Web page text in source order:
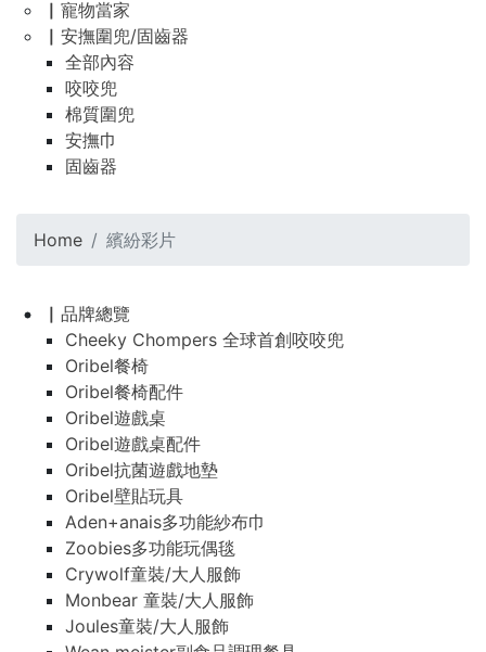
▏寵物當家
▏安撫圍兜/固齒器
全部內容
咬咬兜
棉質圍兜
安撫巾
固齒器
Home 繽紛彩片
▏品牌總覽
Cheeky Chompers 全球首創咬咬兜
Oribel餐椅
Oribel餐椅配件
Oribel遊戲桌
Oribel遊戲桌配件
Oribel抗菌遊戲地墊
Oribel壁貼玩具
Aden+anais多功能紗布巾
Zoobies多功能玩偶毯
Crywolf童裝/大人服飾
Monbear 童裝/大人服飾
Joules童裝/大人服飾